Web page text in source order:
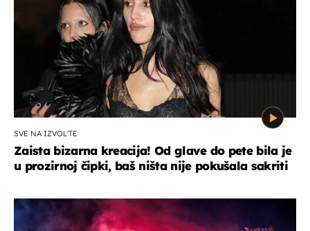
SVE NA IZVOL'TE
Zaista bizarna kreacija! Od glave do pete bila je
u prozirnoj čipki, baš ništa nije pokušala sakriti